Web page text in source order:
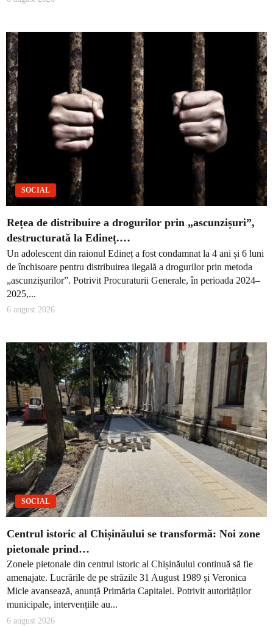
SOCIAL
Rețea de distribuire a drogurilor prin „ascunzișuri”,
destructurată la Edineț.…
Un adolescent din raionul Edineț a fost condamnat la 4 ani și 6 luni
de închisoare pentru distribuirea ilegală a drogurilor prin metoda
„ascunzișurilor”. Potrivit Procuraturii Generale, în perioada 2024–
2025,...
6 august 2026
SOCIAL
Centrul istoric al Chișinăului se transformă: Noi zone
pietonale prind…
Zonele pietonale din centrul istoric al Chișinăului continuă să fie
amenajate. Lucrările de pe străzile 31 August 1989 și Veronica
Micle avansează, anunță Primăria Capitalei. Potrivit autorităților
municipale, intervențiile au...
6 august 2026